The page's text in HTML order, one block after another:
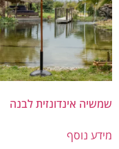
שמשיה אינדונזית לבנה
מידע נוסף